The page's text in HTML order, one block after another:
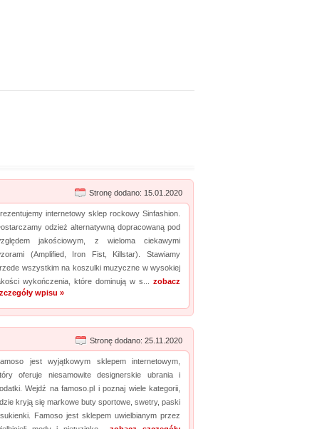
Stronę dodano: 15.01.2020
internetowy sklep rockowy Sinfashion.
odzież alternatywną dopracowaną pod
jakościowym, z wieloma ciekawymi
(Amplified, Iron Fist, Killstar). Stawiamy
wszystkim na koszulki muzyczne w wysokiej
wykończenia, które dominują w s... zobacz
wpisu »
Stronę dodano: 25.11.2020
jest wyjątkowym sklepem internetowym,
oferuje niesamowite designerskie ubrania i
Wejdź na famoso.pl i poznaj wiele kategorii,
kryją się markowe buty sportowe, swetry, paski
Famoso jest sklepem uwielbianym przez